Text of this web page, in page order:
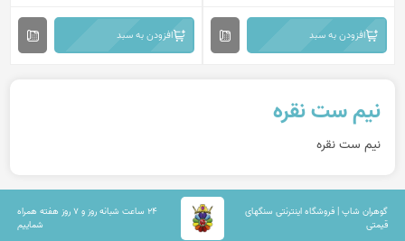
افزودن به سبد افزودن به سبد
نیم ست نقره
نیم ست نقره
گوهران شاپ | فروشگاه اینترنتی سنگهای
قیمتی
۲۴ ساعت شبانه روز و ۷ روز هفته همراه
شماییم